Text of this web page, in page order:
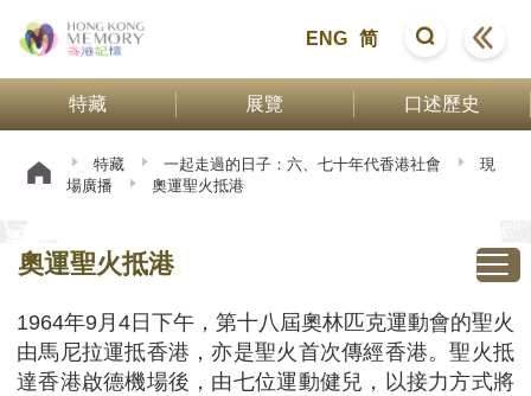
ENG 简
特藏 展覽 口述歷史
特藏 一起走過的日子：六、七十年代香港社會
現
場廣播
奧運聖火抵港
奧運聖火抵港
1964年9月4日下午，第十八屆奧林匹克運動會的聖火
由馬尼拉運抵香港，亦是聖火首次傳經香港。聖火抵
達香港啟德機場後，由七位運動健兒，以接力方式將